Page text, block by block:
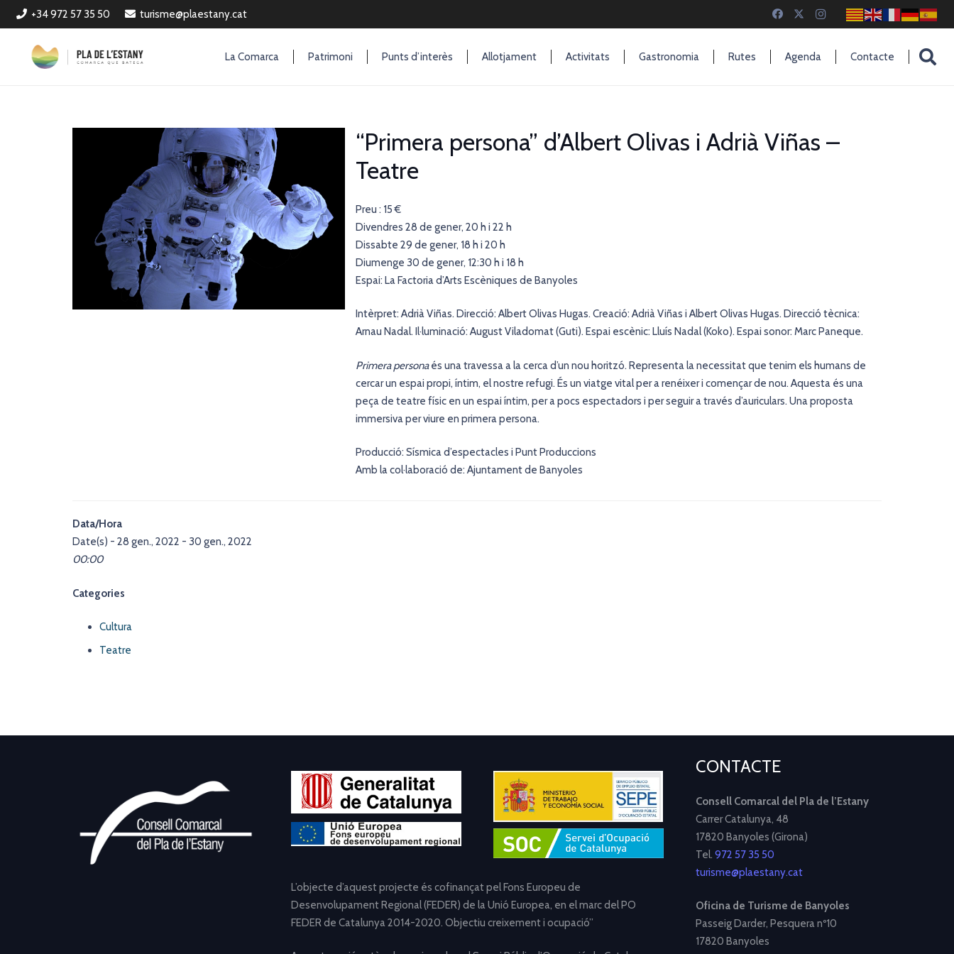
+34 972 57 35 50 turisme@plaestany.cat
La Comarca Patrimoni Punts d’interès Allotjament Activitats Gastronomia Rutes Agenda Contacte
“Primera persona” d’Albert Olivas i Adrià Viñas –
Teatre
Preu : 15 €
Divendres 28 de gener, 20 h i 22 h
Dissabte 29 de gener, 18 h i 20 h
Diumenge 30 de gener, 12:30 h i 18 h
Espai: La Factoria d’Arts Escèniques de Banyoles
Intèrpret: Adrià Viñas. Direcció: Albert Olivas Hugas. Creació: Adrià Viñas i Albert Olivas Hugas. Direcció tècnica:
Arnau Nadal. Il·luminació: August Viladomat (Guti). Espai escènic: Lluís Nadal (Koko). Espai sonor: Marc Paneque.
Primera personaés una travessa a la cerca d’un nou horitzó. Representa la necessitat que tenim els humans de
cercar un espai propi, íntim, el nostre refugi. És un viatge vital per a renéixer i començar de nou. Aquesta és una
peça de teatre físic en un espai íntim, per a pocs espectadors i per seguir a través d’auriculars. Una proposta
immersiva per viure en primera persona.
Producció: Sísmica d’espectacles i Punt Produccions
Amb la col·laboració de: Ajuntament de Banyoles
Data/Hora
Date(s) - 28 gen., 2022 - 30 gen., 2022
00:00
Categories
Cultura
Teatre
L’objecte d’aquest projecte és cofinançat pel Fons Europeu de
Desenvolupament Regional (FEDER) de la Unió Europea, en el marc del PO
FEDER de Catalunya 2014-2020. Objectiu creixement i ocupació”
CONTACTE
Consell Comarcal del Pla de l’Estany
Carrer Catalunya, 48
17820 Banyoles (Girona)
Tel. 972 57 35 50
turisme@plaestany.cat
Oficina de Turisme de Banyoles
Passeig Darder, Pesquera nº10
17820 Banyoles